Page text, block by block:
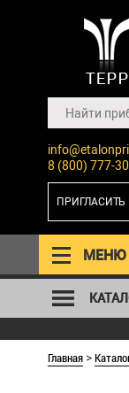
8 (800) 777-
ПРИГЛАСИТЬ
МЕНЮ
Главная >